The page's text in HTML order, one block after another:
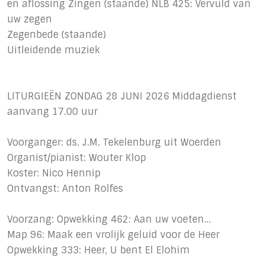
en aflossing Zingen (staande) NLB 425: Vervuld van
uw zegen
Zegenbede (staande)
Uitleidende muziek
LITURGIEËN ZONDAG 28 JUNI 2026 Middagdienst
aanvang 17.00 uur
Voorganger: ds. J.M. Tekelenburg uit Woerden
Organist/pianist: Wouter Klop
Koster: Nico Hennip
Ontvangst: Anton Rolfes
Voorzang: Opwekking 462: Aan uw voeten…
Map 96: Maak een vrolijk geluid voor de Heer
Opwekking 333: Heer, U bent El Elohim